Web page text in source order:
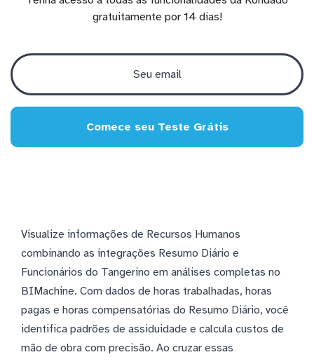
gratuitamente por 14 dias!
Comece seu Teste Grátis
Visualize informações de Recursos Humanos
combinando as integrações Resumo Diário e
Funcionários do Tangerino em análises completas no
BIMachine. Com dados de horas trabalhadas, horas
pagas e horas compensatórias do Resumo Diário, você
identifica padrões de assiduidade e calcula custos de
mão de obra com precisão. Ao cruzar essas